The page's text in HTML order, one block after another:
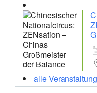
alle